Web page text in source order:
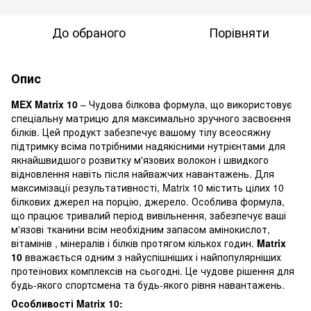
До обраного Порівняти
Опис
MEX Matrix 10 – Чудова білкова формула, що використовує
спеціальну матрицю для максимально зручного засвоєння
білків. Цей продукт забезпечує вашому тілу всеосяжну
підтримку всіма потрібними надякісними нутрієнтами для
якнайшвидшого розвитку м'язових волокон і швидкого
відновлення навіть після найважчих навантажень. Для
максимізації результативності, Matrix 10 містить цілих 10
білкових джерел на порцію, джерело. Особлива формула,
що працює тривалий період вивільнення, забезпечує ваші
м'язові тканини всім необхідним запасом амінокислот,
вітамінів , мінералів і білків протягом кількох годин. Matrix
10 вважається одним з найуспішніших і найпопулярніших
протеїнових комплексів на сьогодні. Це чудове рішення для
будь-якого спортсмена та будь-якого рівня навантажень.
Особливості Matrix 10: